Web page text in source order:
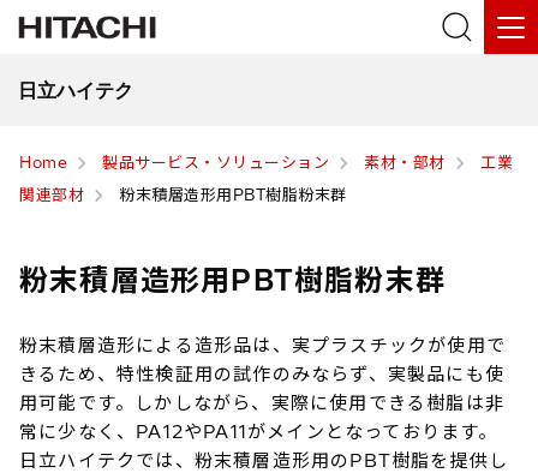
日立ハイテク
Home 製品サービス・ソリューション 素材・部材
工業
関連部材
粉末積層造形用PBT樹脂粉末群
粉末積層造形用PBT樹脂粉末群
粉末積層造形による造形品は、実プラスチックが使用で
きるため、特性検証用の試作のみならず、実製品にも使
用可能です。しかしながら、実際に使用できる樹脂は非
常に少なく、PA12やPA11がメインとなっております。
日立ハイテクでは、粉末積層造形用のPBT樹脂を提供し